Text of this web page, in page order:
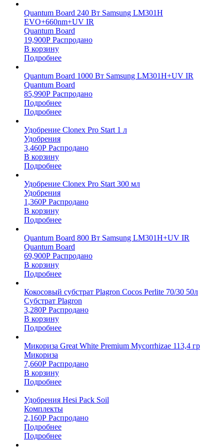
Quantum Board 240 Вт Samsung LM301H
EVO+660nm+UV IR
Quantum Board
19,900Р Распродано
В корзину
Подробнее
Quantum Board 1000 Вт Samsung LM301H+UV IR
Quantum Board
85,990Р Распродано
Подробнее
Подробнее
Удобрение Clonex Pro Start 1 л
Удобрения
3,460Р Распродано
В корзину
Подробнее
Удобрение Clonex Pro Start 300 мл
Удобрения
1,360Р Распродано
В корзину
Подробнее
Quantum Board 800 Вт Samsung LM301H+UV IR
Quantum Board
69,900Р Распродано
В корзину
Подробнее
Кокосовый субстрат Plagron Cocos Perlite 70/30 50л
Субстрат Plagron
3,280Р Распродано
В корзину
Подробнее
Микориза Great White Premium Mycorrhizae 113,4 гр
Микориза
7,660Р Распродано
В корзину
Подробнее
Удобрения Hesi Pack Soil
Комплекты
2,160Р Распродано
Подробнее
Подробнее